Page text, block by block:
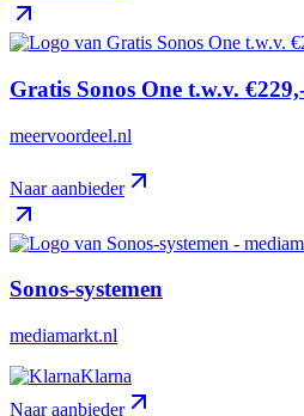
Gratis Sonos One t.w.v.
meervoordeel.nl
Naar aanbieder
Sonos-systemen
mediamarkt.nl
Klarna
Naar aanbieder